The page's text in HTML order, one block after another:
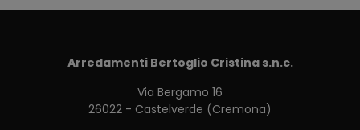
Arredamenti Bertoglio Cristina s.n.c.
Via Bergamo 16
26022 - Castelverde (Cremona)